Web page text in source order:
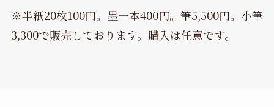
※半紙20枚100円。墨一本400円。筆5,500円。小筆
3,300で販売しております。購入は任意です。